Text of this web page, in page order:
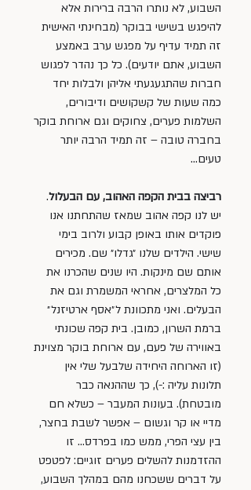
השבוע, לא נותרו הרבה ברירות אלא
להיפגש בשישי בבוקר (מבחינתי האישית
זה תמיד עדיף על מפגש ערב באמצע
השבוע, אתם יודעים). כל כך נהדר לפגוש
חברות שהתגעגעתי אליהן ולבלות יחד
כמה שעות של קשקושים ודיבורים,
השלמות פערים, צחוקים וגם ארוחת בוקר
בחברה טובה – זה תמיד הרבה יותר
טעים…
רביצה בבית הקפה האהוב, עם הבעלול.
יש לנו קפה אהוב שמאז שהתחתנו אנו
פוקדים אותו באופן קבוע ולרוב בימי
שישי. הילדים שלנו ״גדלו״ שם. מכירים
אותם שם מינקות. היו שנים שהכרנו את
כל המלצרים, אחראי המשמרת וגם את
הבעלים. ואני מתכוונת ל״אסף ארטיזנל״
ברמת השרון, כמובן. בית קפה שכונתי
באווירה של פעם, עם ארוחת בוקר מצוינת
(זו הארוחה היחידה שלבעל שלי אין
תלונות עליה :-), כך שההנאה כבר
מובטחת). בעונות המעבר – כשלא חם
מדיי או קר וגשום – אפשר לשבת בחצר,
בין עצי הפרי, ממש כמו בפרדס… זו
ההזדמנות להשלים פערים זוגיים: לפטפט
על דברים ששכחנו מהם במהלך השבוע,